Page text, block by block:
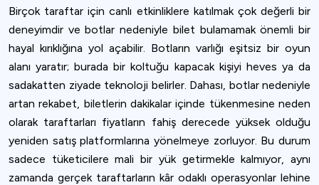
Birçok taraftar için canlı etkinliklere katılmak çok değerli bir
deneyimdir ve botlar nedeniyle bilet bulamamak önemli bir
hayal kırıklığına yol açabilir. Botların varlığı eşitsiz bir oyun
alanı yaratır; burada bir koltuğu kapacak kişiyi heves ya da
sadakatten ziyade teknoloji belirler. Dahası, botlar nedeniyle
artan rekabet, biletlerin dakikalar içinde tükenmesine neden
olarak taraftarları fiyatların fahiş derecede yüksek olduğu
yeniden satış platformlarına yönelmeye zorluyor. Bu durum
sadece tüketicilere mali bir yük getirmekle kalmıyor, aynı
zamanda gerçek taraftarların kâr odaklı operasyonlar lehine